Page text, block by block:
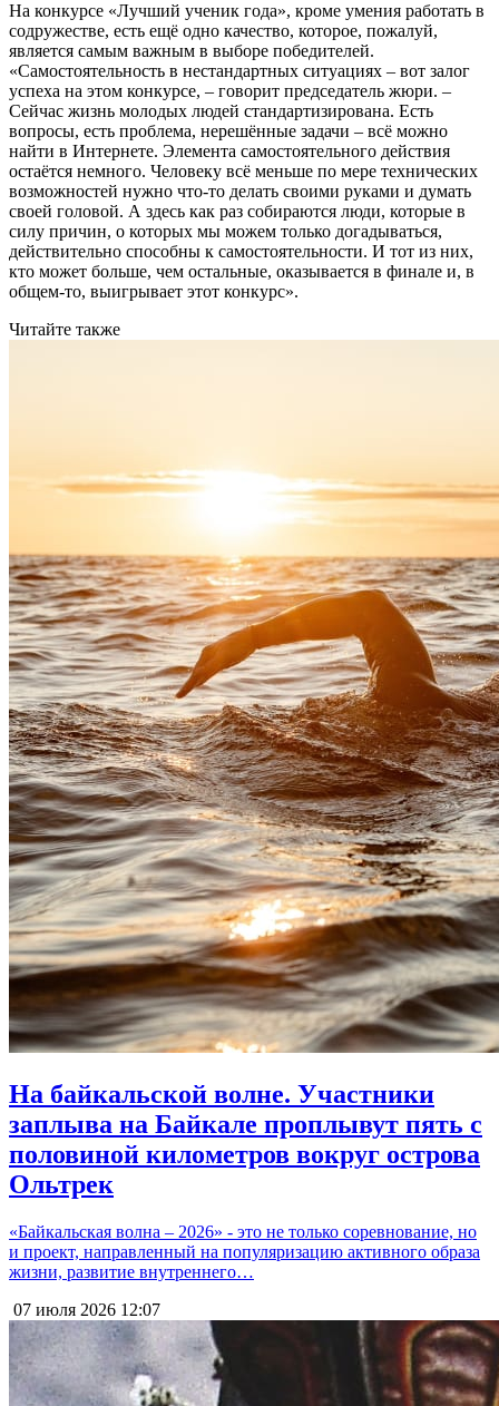
На конкурсе «Лучший ученик года», кроме умения работать в
содружестве, есть ещё одно качество, которое, пожалуй,
является самым важным в выборе победителей.
«Самостоятельность в нестандартных ситуациях – вот залог
успеха на этом конкурсе, – говорит председатель жюри. –
Сейчас жизнь молодых людей стандартизирована. Есть
вопросы, есть проблема, нерешённые задачи – всё можно
найти в Интернете. Элемента самостоятельного действия
остаётся немного. Человеку всё меньше по мере технических
возможностей нужно что-то делать своими руками и думать
своей головой. А здесь как раз собираются люди, которые в
силу причин, о которых мы можем только догадываться,
действительно способны к самостоятельности. И тот из них,
кто может больше, чем остальные, оказывается в финале и, в
общем-то, выигрывает этот конкурс».
Читайте также
На байкальской волне. Участники
заплыва на Байкале проплывут пять с
половиной километров вокруг острова
Ольтрек
«Байкальская волна – 2026» - это не только соревнование, но
и проект, направленный на популяризацию активного образа
жизни, развитие внутреннего…
07 июля 2026 12:07